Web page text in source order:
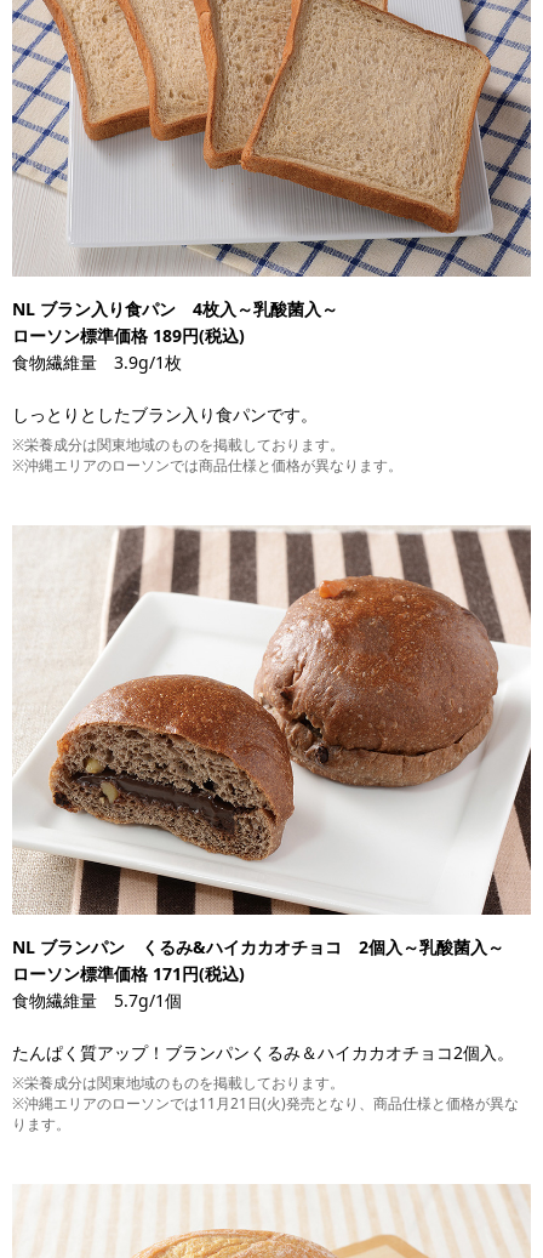
NL ブラン入り食パン 4枚入～乳酸菌入～
ローソン標準価格 189円(税込)
食物繊維量 3.9g/1枚
しっとりとしたブラン入り食パンです。
※栄養成分は関東地域のものを掲載しております。
※沖縄エリアのローソンでは商品仕様と価格が異なります。
NL ブランパン くるみ&ハイカカオチョコ 2個入～乳酸菌入～
ローソン標準価格 171円(税込)
食物繊維量 5.7g/1個
たんぱく質アップ！ブランパンくるみ＆ハイカカオチョコ2個入。
※栄養成分は関東地域のものを掲載しております。
※沖縄エリアのローソンでは11月21日(火)発売となり、商品仕様と価格が異な
ります。